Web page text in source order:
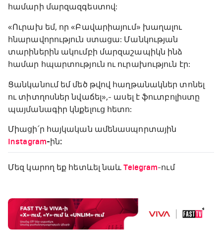
համարի մարզազգեստով:
«Ուրախ եմ, որ «Բավարիայում» խաղալու
հնարավորություն ստացա: Մանկության
տարիներին ակումբի մարզաշապիկն ինձ
համար հպարտություն ու ուրախություն էր:
Ցանկանում եմ մեծ թվով հաղթանակներ տոնել
ու տիտղոսներ նվաճել»,- ասել է ֆուտբոլիստը
պայմանագիր կնքելուց հետո:
Միացի՛ր հայկական ամենասպորտային
Instagram-ին:
Մեզ կարող եք հետևել նաև Telegram-ում